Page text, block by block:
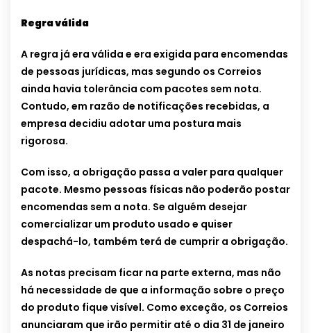
Regra válida
A regra já era válida e era exigida para encomendas
de pessoas jurídicas, mas segundo os Correios
ainda havia tolerância com pacotes sem nota.
Contudo, em razão de notificações recebidas, a
empresa decidiu adotar uma postura mais
rigorosa.
Com isso, a obrigação passa a valer para qualquer
pacote. Mesmo pessoas físicas não poderão postar
encomendas sem a nota. Se alguém desejar
comercializar um produto usado e quiser
despachá-lo, também terá de cumprir a obrigação.
As notas precisam ficar na parte externa, mas não
há necessidade de que a informação sobre o preço
do produto fique visível. Como exceção, os Correios
anunciaram que irão permitir até o dia 31 de janeiro